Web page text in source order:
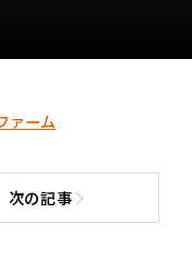
ァーム
次の記事次の記事へ